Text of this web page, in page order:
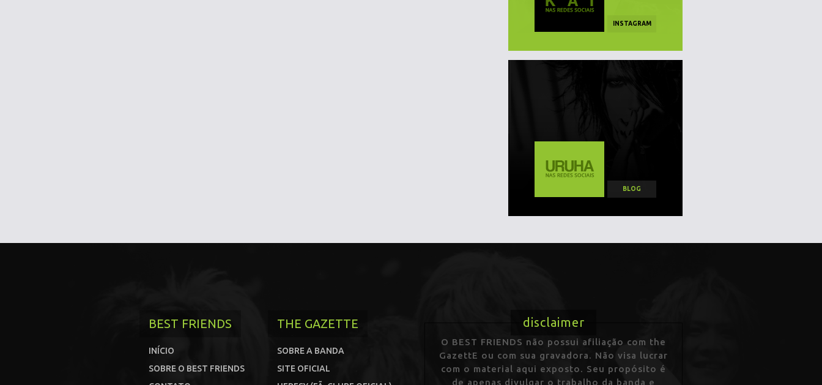
INSTAGRAM
BLOG
BEST FRIENDS
INÍCIO
SOBRE O BEST FRIENDS
THE GAZETTE
SOBRE A BANDA
SITE OFICIAL
disclaimer
O BEST FRIENDS não possui afiliação com the
GazettE ou com sua gravadora. Não visa lucrar
com o material aqui exposto. Seu propósito é
de apenas divulgar o trabalho da banda e